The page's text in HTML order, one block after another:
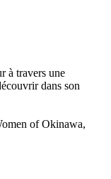
à travers une
dans son
of Okinawa,